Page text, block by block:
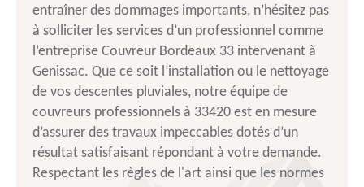
entraîner des dommages importants, n’hésitez pas
à solliciter les services d’un professionnel comme
l’entreprise Couvreur Bordeaux 33 intervenant à
Genissac. Que ce soit l’installation ou le nettoyage
de vos descentes pluviales, notre équipe de
couvreurs professionnels à 33420 est en mesure
d’assurer des travaux impeccables dotés d’un
résultat satisfaisant répondant à votre demande.
Respectant les règles de l'art ainsi que les normes